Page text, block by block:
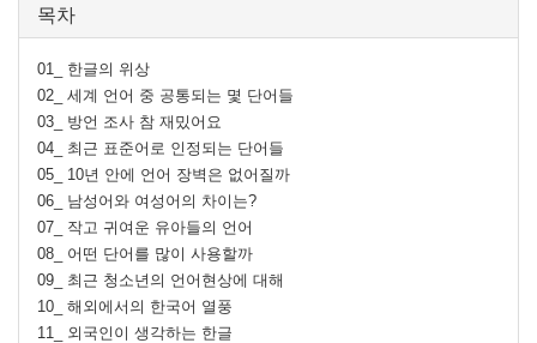
목차
01_ 한글의 위상
02_ 세계 언어 중 공통되는 몇 단어들
03_ 방언 조사 참 재밌어요
04_ 최근 표준어로 인정되는 단어들
05_ 10년 안에 언어 장벽은 없어질까
06_ 남성어와 여성어의 차이는?
07_ 작고 귀여운 유아들의 언어
08_ 어떤 단어를 많이 사용할까
09_ 최근 청소년의 언어현상에 대해
10_ 해외에서의 한국어 열풍
11_ 외국인이 생각하는 한글